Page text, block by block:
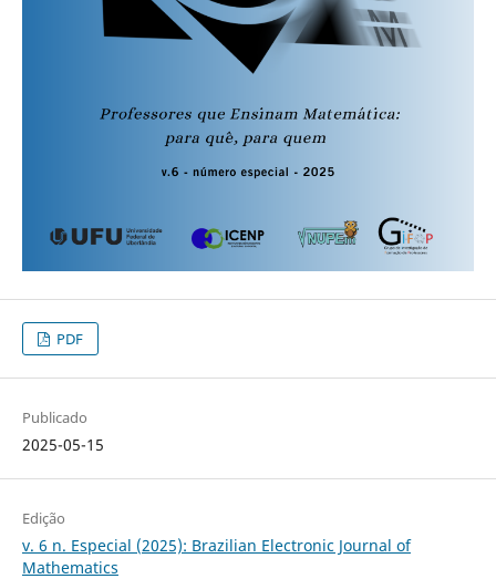
PDF
Publicado
2025-05-15
Edição
v. 6 n. Especial (2025): Brazilian Electronic Journal of
Mathematics